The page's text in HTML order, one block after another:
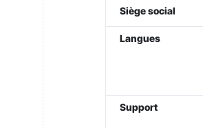
Siège social
Langues
Support